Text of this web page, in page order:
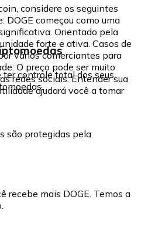
considere os seguintes
DOGE começou como uma
Orientado pela
forte e ativa. Casos de
vários comerciantes para
O preço pode ser muito
redes sociais. Entender sua
ajudará você a tomar
ter controle total dos seus
são protegidas pela
recebe mais DOGE. Temos a